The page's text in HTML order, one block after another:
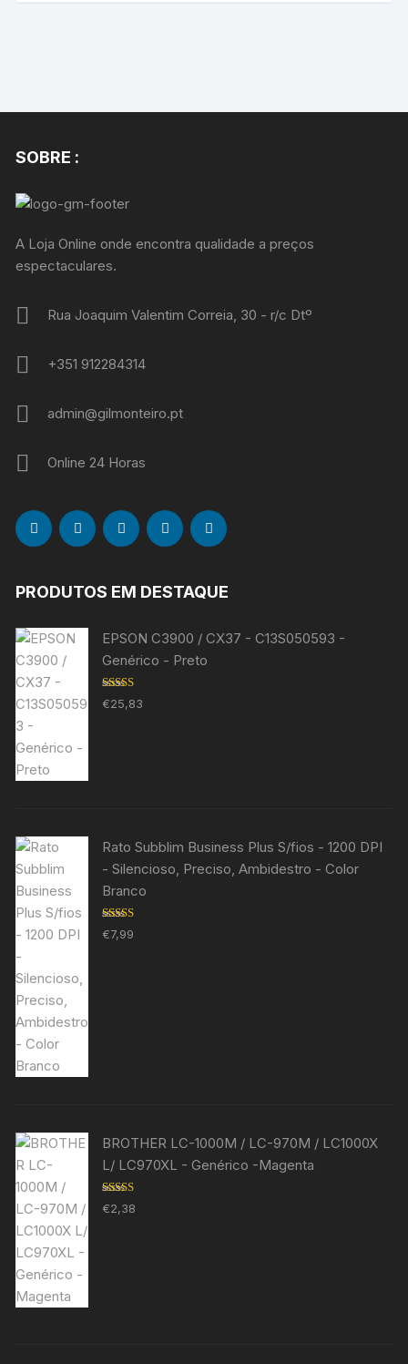
SOBRE :
A Loja Online onde encontra qualidade a preços
espectaculares.
Rua Joaquim Valentim Correia, 30 - r/c Dtº
+351 912284314
admin@gilmonteiro.pt
Online 24 Horas
PRODUTOS EM DESTAQUE
EPSON C3900 / CX37 - C13S050593 -
Genérico - Preto
Avaliação
5.00de 5
€25,83
Rato Subblim Business Plus S/fios - 1200 DPI
- Silencioso, Preciso, Ambidestro - Color
Branco
Avaliação
5.00de 5
€7,99
BROTHER LC-1000M / LC-970M / LC1000X
L/ LC970XL - Genérico -Magenta
Avaliação
5.00de 5
€2,38